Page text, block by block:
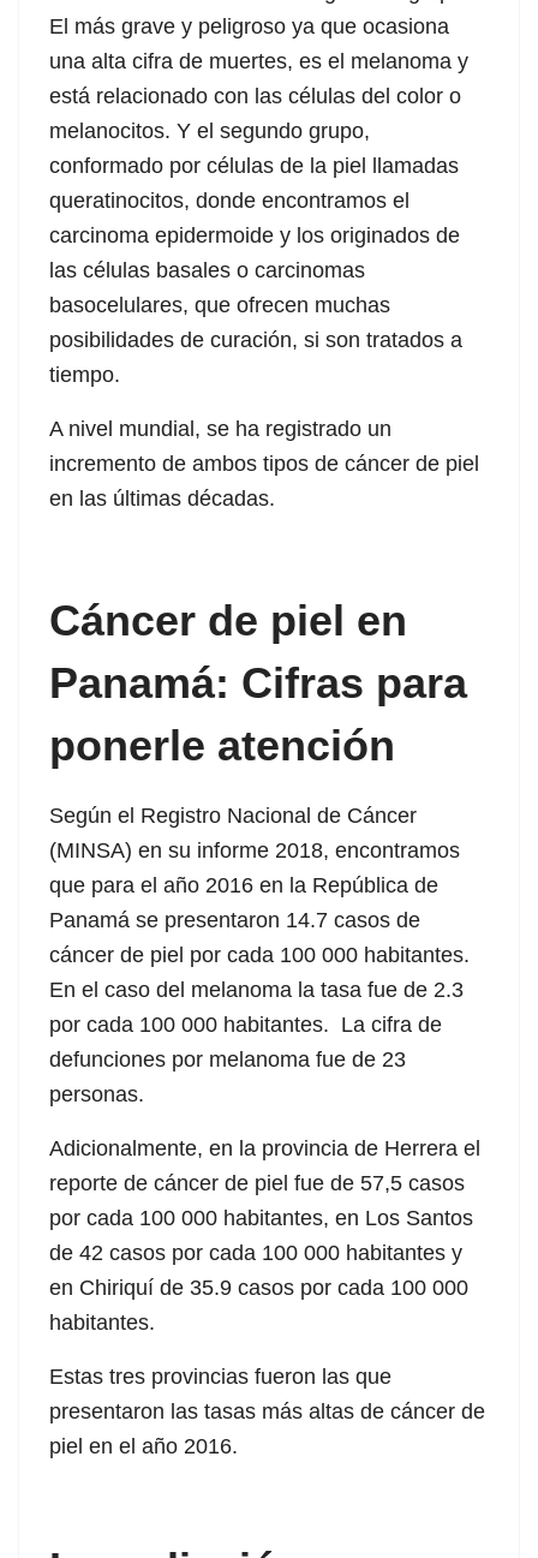
El más grave y peligroso ya que ocasiona
una alta cifra de muertes, es el melanoma y
está relacionado con las células del color o
melanocitos. Y el segundo grupo,
conformado por células de la piel llamadas
queratinocitos, donde encontramos el
carcinoma epidermoide y los originados de
las células basales o carcinomas
basocelulares, que ofrecen muchas
posibilidades de curación, si son tratados a
tiempo.
A nivel mundial, se ha registrado un
incremento de ambos tipos de cáncer de piel
en las últimas décadas.
Cáncer de piel en
Panamá: Cifras para
ponerle atención
Según el Registro Nacional de Cáncer
(MINSA) en su informe 2018, encontramos
que para el año 2016 en la República de
Panamá se presentaron 14.7 casos de
cáncer de piel por cada 100 000 habitantes.
En el caso del melanoma la tasa fue de 2.3
por cada 100 000 habitantes. La cifra de
defunciones por melanoma fue de 23
personas.
Adicionalmente, en la provincia de Herrera el
reporte de cáncer de piel fue de 57,5 casos
por cada 100 000 habitantes, en Los Santos
de 42 casos por cada 100 000 habitantes y
en Chiriquí de 35.9 casos por cada 100 000
habitantes.
Estas tres provincias fueron las que
presentaron las tasas más altas de cáncer de
piel en el año 2016.